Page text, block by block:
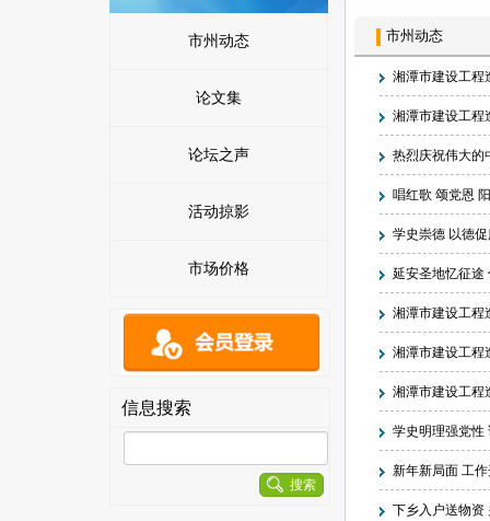
市州动态
论文集
论坛之声
活动掠影
市场价格
信息搜索
搜索
市州动态
湘潭市建设工程
湘潭市建设工程
热烈庆祝伟大的
唱红歌 颂党恩
学史崇德 以德
延安圣地忆征途
湘潭市建设工程
训班湘潭市建设工程
湘潭市建设工程
学史明理强党性
新年新局面 工
下乡入户送物资